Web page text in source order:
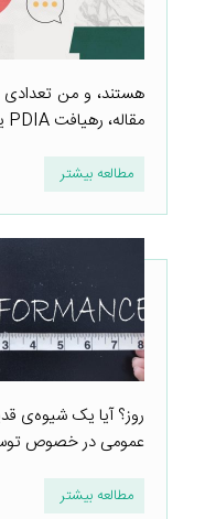
هستند، و من تعدادی
مقاله، رهیافت PDIA یا «انطباق تکرار شوندۀ مسئله‌محور» را به ...
مطالعه بیشتر
روز؟ آیا یک شیوه‌ی
عمومی در خصوص
مطالعه بیشتر